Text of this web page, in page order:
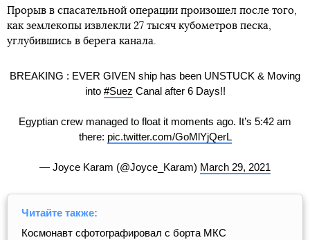
Прорыв в спасательной операции произошел после того,
как землекопы извлекли 27 тысяч кубометров песка,
углубившись в берега канала.
BREAKING : EVER GIVEN ship has been UNSTUCK & Moving
into #Suez Canal after 6 Days!!
Egyptian crew managed to float it moments ago. It’s 5:42 am
there: pic.twitter.com/GoMlYjQerL
— Joyce Karam (@Joyce_Karam) March 29, 2021
Читайте также:
Космонавт сфотографировал с борта МКС